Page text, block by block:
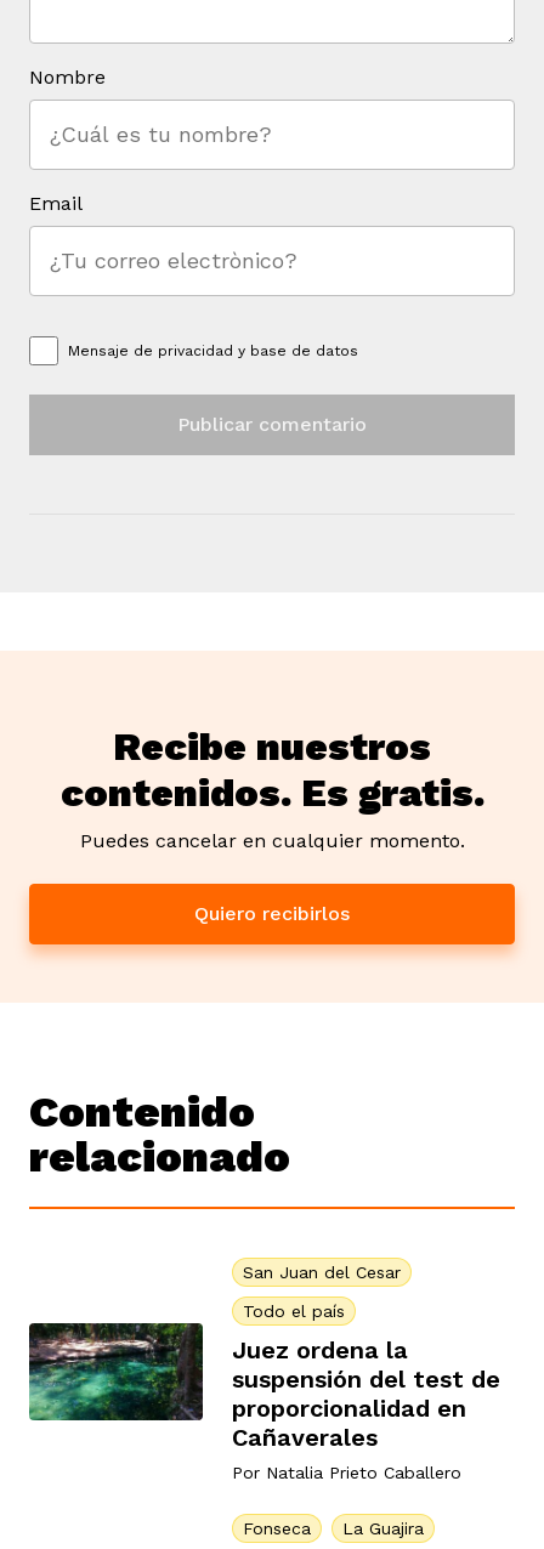
Nombre
Email
Mensaje de privacidad y base de datos
Recibe nuestros
contenidos. Es gratis.
Puedes cancelar en cualquier momento.
Quiero recibirlos
Contenido
relacionado
San Juan del Cesar
Todo el país
Juez ordena la
suspensión del test de
proporcionalidad en
Cañaverales
Por Natalia Prieto Caballero
Fonseca La Guajira